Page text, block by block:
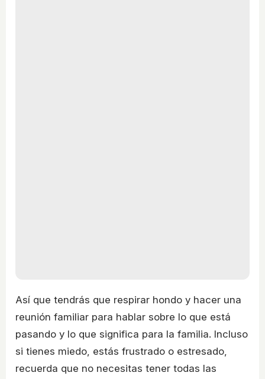
Así que tendrás que respirar hondo y hacer una
reunión familiar para hablar sobre lo que está
pasando y lo que significa para la familia. Incluso
si tienes miedo, estás frustrado o estresado,
recuerda que no necesitas tener todas las